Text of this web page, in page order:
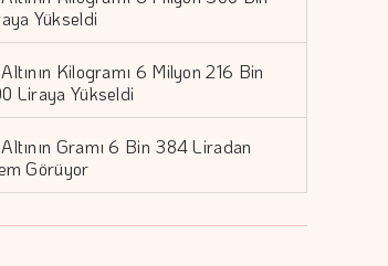
Yükseldi
Altının Kilogramı 6 Milyon 216 Bin
Liraya Yükseldi
Altının Gramı 6 Bin 384 Liradan
Görüyor